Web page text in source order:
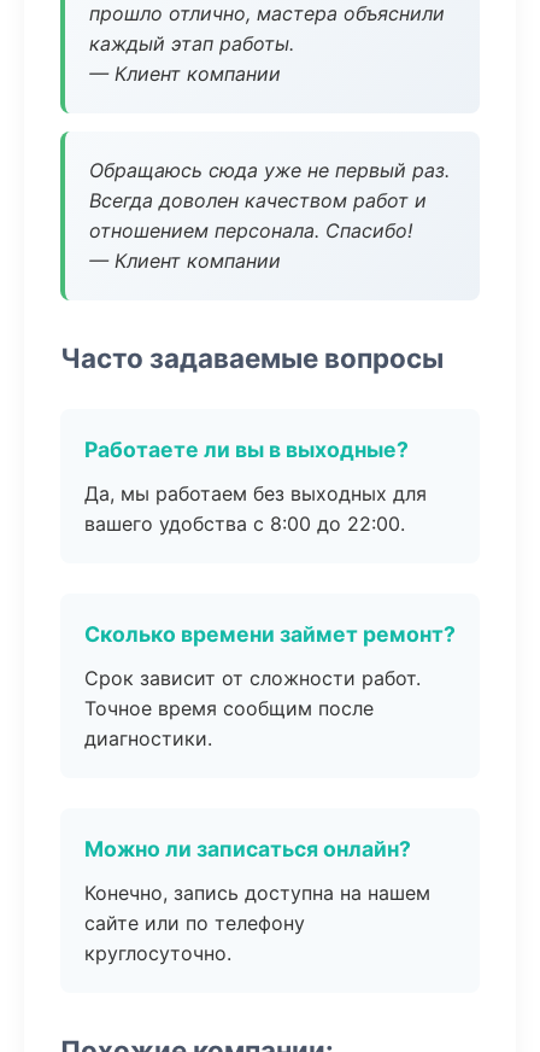
прошло отлично, мастера объяснили
каждый этап работы.
— Клиент компании
Обращаюсь сюда уже не первый раз.
Всегда доволен качеством работ и
отношением персонала. Спасибо!
— Клиент компании
Часто задаваемые вопросы
Работаете ли вы в выходные?
Да, мы работаем без выходных для
вашего удобства с 8:00 до 22:00.
Сколько времени займет ремонт?
Срок зависит от сложности работ.
Точное время сообщим после
диагностики.
Можно ли записаться онлайн?
Конечно, запись доступна на нашем
сайте или по телефону
круглосуточно.